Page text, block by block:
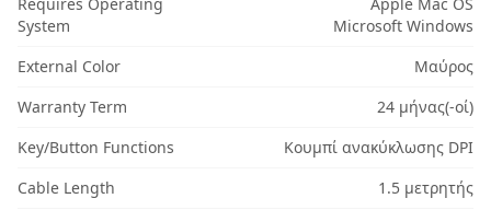
Requires Operating
System
Apple Mac OS
Microsoft Windows
External Color
Μαύρος
Warranty Term
24 μήνας(-οί)
Key/Button Functions
Κουμπί ανακύκλωσης DPI
Cable Length
1.5 μετρητής